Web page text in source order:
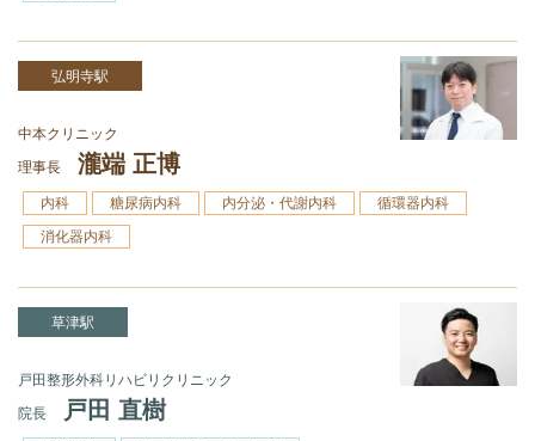
弘明寺駅
中本クリニック
理事長
瀧端 正博
内科 糖尿病内科 内分泌・代謝内科
循環器内科
消化器内科
草津駅
戸田整形外科リハビリクリニック
院長
戸田 直樹